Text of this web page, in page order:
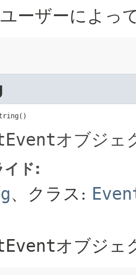
ーザーによっ
オブジェ
イド:
、クラス:
オブジェ